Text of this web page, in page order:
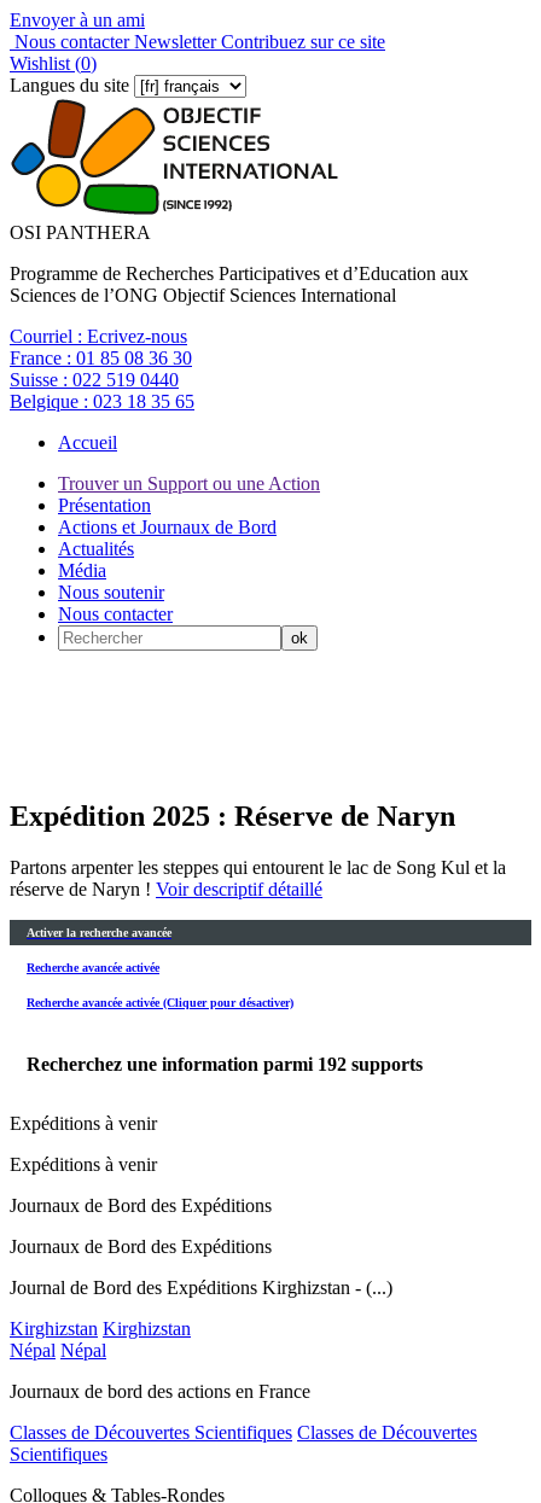
Envoyer à un ami
Nous contacterNewsletterContribuez sur ce site
Wishlist (0)
Langues du site
OSI PANTHERA
Programme de Recherches Participatives et d’Education aux
Sciences de l’ONG Objectif Sciences International
Courriel : Ecrivez-nous
France : 01 85 08 36 30
Suisse : 022 519 0440
Belgique : 023 18 35 65
Accueil
Trouver un Support ou une Action
Présentation
Actions et Journaux de Bord
Actualités
Média
Nous soutenir
Nous contacter
Expédition 2025 : Réserve de Naryn
Partons arpenter les steppes qui entourent le lac de Song Kul et la
réserve de Naryn ! Voir descriptif détaillé
Activer la recherche avancée
Recherche avancée activée
Recherche avancée activée (Cliquer pour désactiver)
Recherchez une information parmi 192 supports
Expéditions à venir
Expéditions à venir
Journaux de Bord des Expéditions
Journaux de Bord des Expéditions
Journal de Bord des Expéditions Kirghizstan - (...)
Kirghizstan Kirghizstan
Népal Népal
Journaux de bord des actions en France
Classes de Découvertes Scientifiques Classes de Découvertes
Scientifiques
Colloques & Tables-Rondes